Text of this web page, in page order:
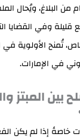
من البلاغ، ويُحال
قليلة وفي القضايا
تُمنح الأولوية في
في الإمارات.
بين المبتز
خاصةً إذا لم يكن